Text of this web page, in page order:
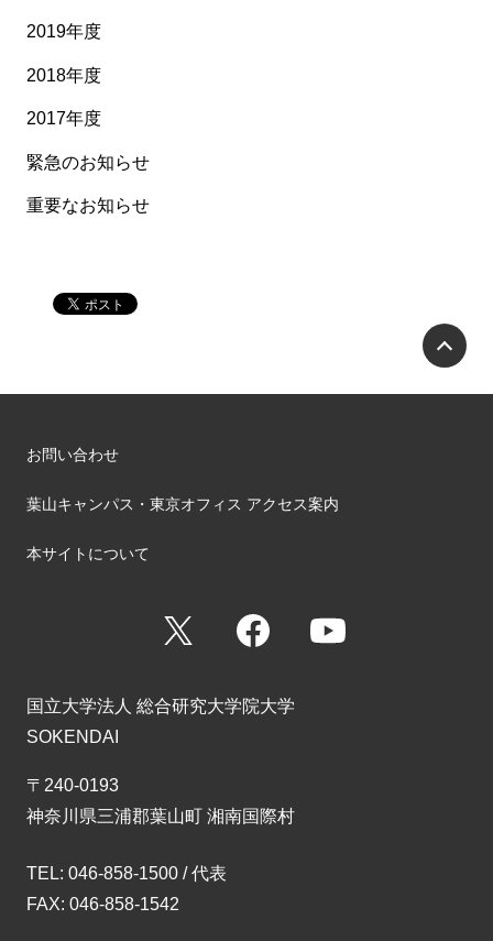
2019年度
2018年度
2017年度
緊急のお知らせ
重要なお知らせ
お問い合わせ
葉山キャンパス・東京オフィス アクセス案内
本サイトについて
Facebook
国立大学法人 総合研究大学院大学
SOKENDAI
〒240-0193
神奈川県三浦郡葉山町 湘南国際村
TEL: 046-858-1500 / 代表
FAX: 046-858-1542